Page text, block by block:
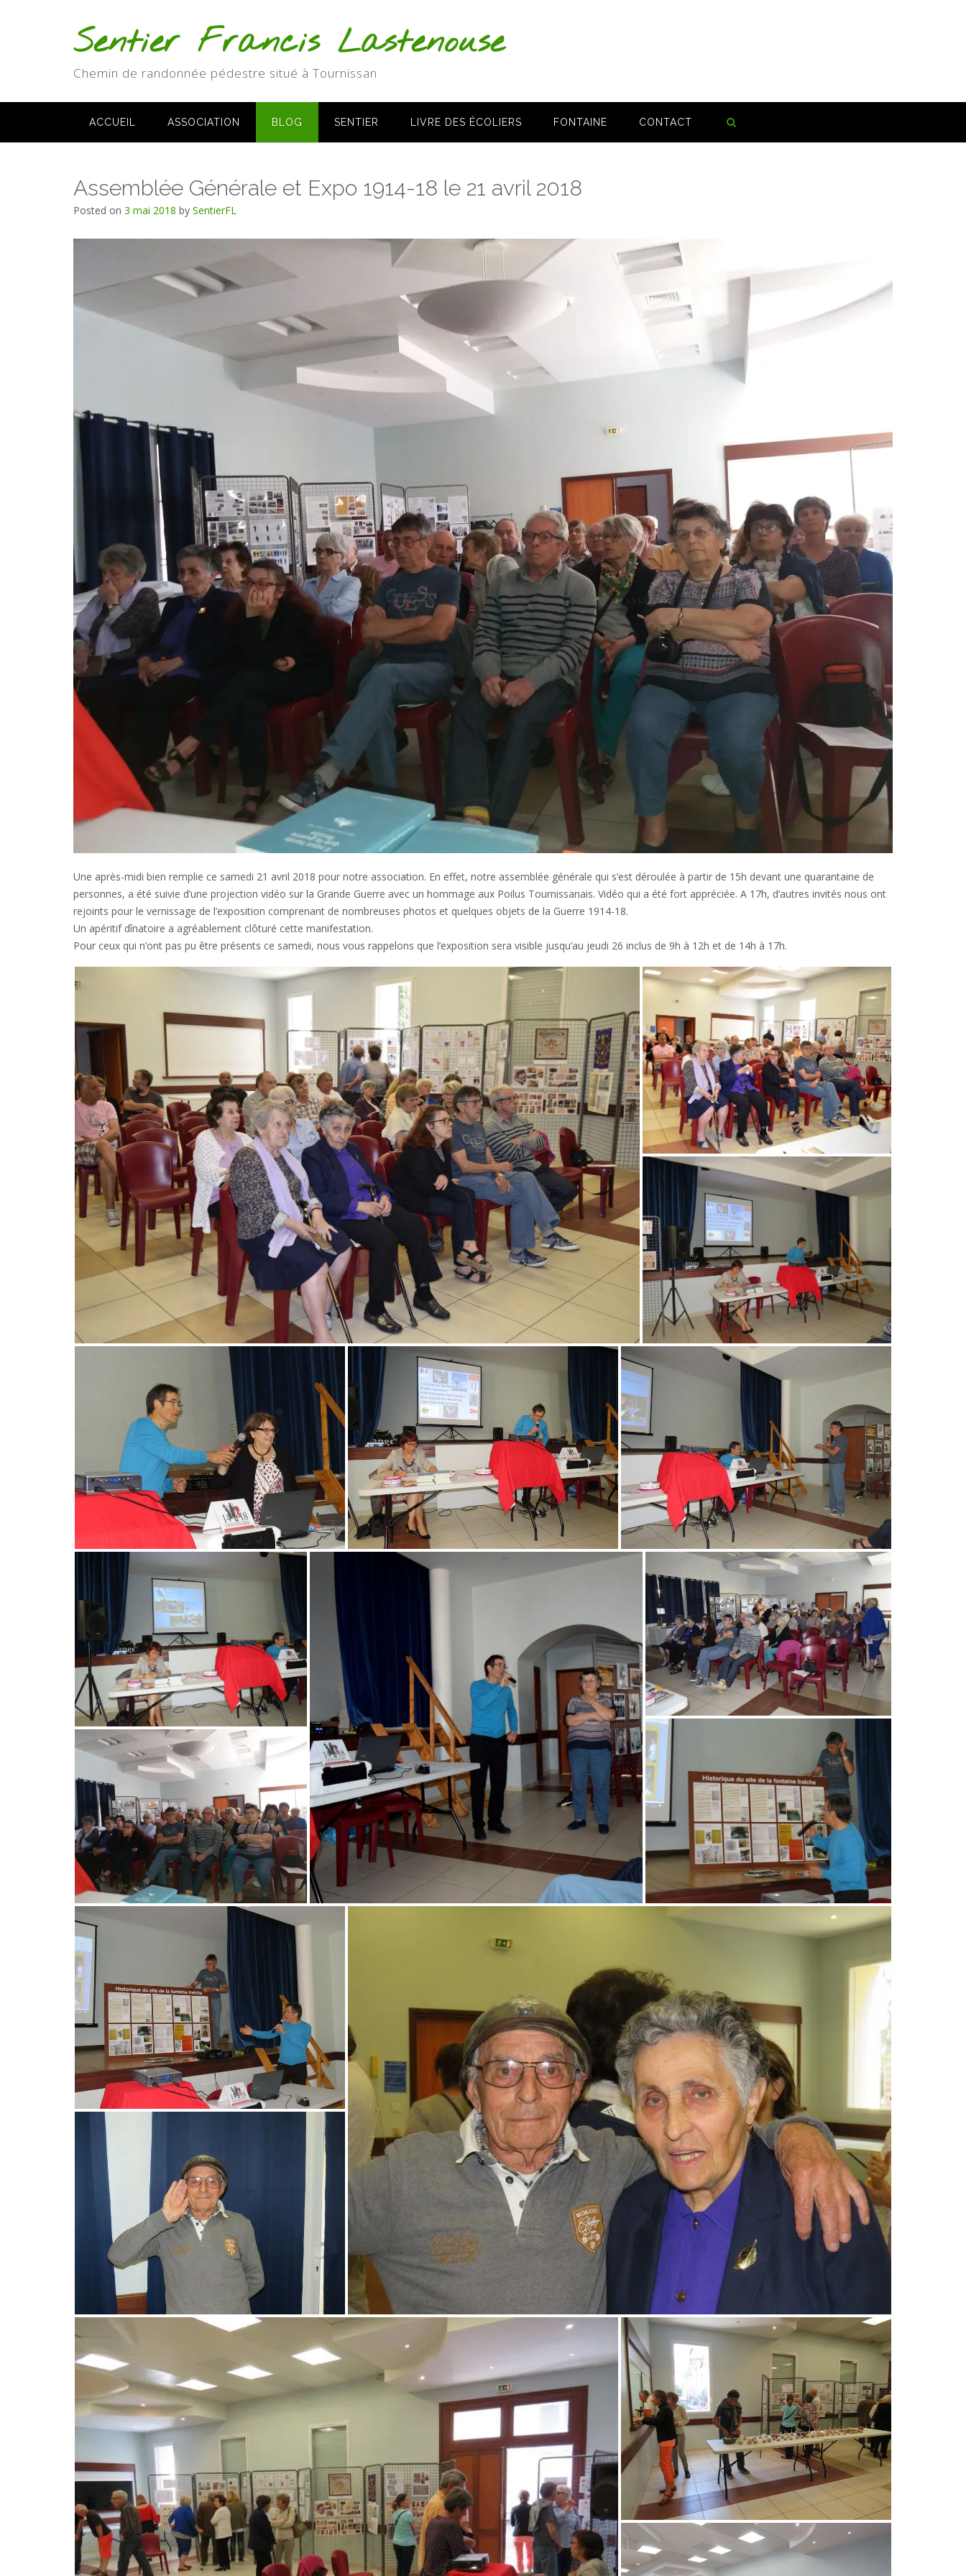
Sentier Francis Lastenouse
Chemin de randonnée pédestre situé à Tournissan
ACCUEIL ASSOCIATION BLOG SENTIER LIVRE DES ÉCOLIERS FONTAINE CONTACT
Assemblée Générale et Expo 1914-18 le 21 avril 2018
Posted on 3 mai 2018 by SentierFL
Une après-midi bien remplie ce samedi 21 avril 2018 pour notre association. En effet, notre assemblée générale qui s’est déroulée à partir de 15h devant une quarantaine de
personnes, a été suivie d’une projection vidéo sur la Grande Guerre avec un hommage aux Poilus Tournissanais. Vidéo qui a été fort appréciée. A 17h, d’autres invités nous ont
rejoints pour le vernissage de l’exposition comprenant de nombreuses photos et quelques objets de la Guerre 1914-18.
Un apéritif dînatoire a agréablement clôturé cette manifestation.
Pour ceux qui n’ont pas pu être présents ce samedi, nous vous rappelons que l’exposition sera visible jusqu’au jeudi 26 inclus de 9h à 12h et de 14h à 17h.